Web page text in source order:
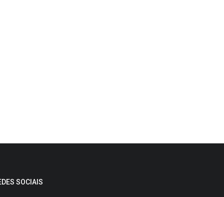
SOCIAIS